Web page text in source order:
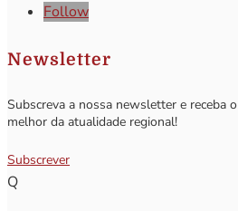
Follow
Newsletter
Subscreva a nossa newsletter e receba o
melhor da atualidade regional!
Subscrever
Q